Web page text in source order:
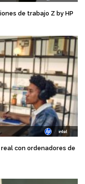
de trabajo Z by HP
con ordenadores de